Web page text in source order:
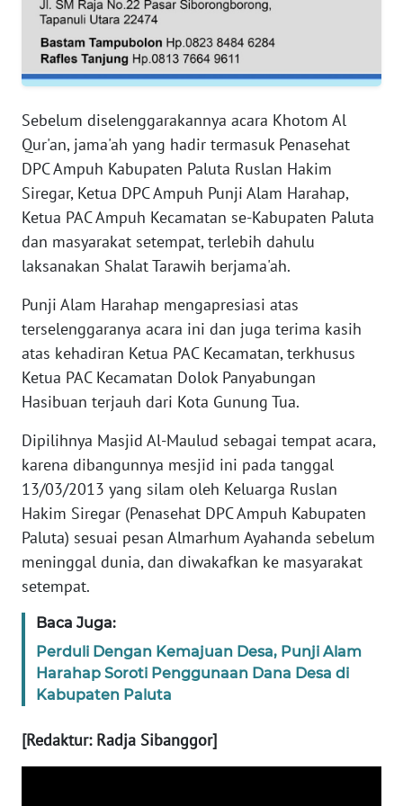
Sebelum diselenggarakannya acara Khotom Al
Qur'an, jama'ah yang hadir termasuk Penasehat
DPC Ampuh Kabupaten Paluta Ruslan Hakim
Siregar, Ketua DPC Ampuh Punji Alam Harahap,
Ketua PAC Ampuh Kecamatan se-Kabupaten Paluta
dan masyarakat setempat, terlebih dahulu
laksanakan Shalat Tarawih berjama'ah.
Punji Alam Harahap mengapresiasi atas
terselenggaranya acara ini dan juga terima kasih
atas kehadiran Ketua PAC Kecamatan, terkhusus
Ketua PAC Kecamatan Dolok Panyabungan
Hasibuan terjauh dari Kota Gunung Tua.
Dipilihnya Masjid Al-Maulud sebagai tempat acara,
karena dibangunnya mesjid ini pada tanggal
13/03/2013 yang silam oleh Keluarga Ruslan
Hakim Siregar (Penasehat DPC Ampuh Kabupaten
Paluta) sesuai pesan Almarhum Ayahanda sebelum
meninggal dunia, dan diwakafkan ke masyarakat
setempat.
Baca Juga:
Perduli Dengan Kemajuan Desa, Punji Alam
Harahap Soroti Penggunaan Dana Desa di
Kabupaten Paluta
[Redaktur: Radja Sibanggor]
WN
JAMBI
WN
WN
NTB
WN
SULBAR
WN
BABEL
WN
SUMSEL
WN
BENGKULU
LAMPUNG
WN
JATENG
WN
NUSANTARA